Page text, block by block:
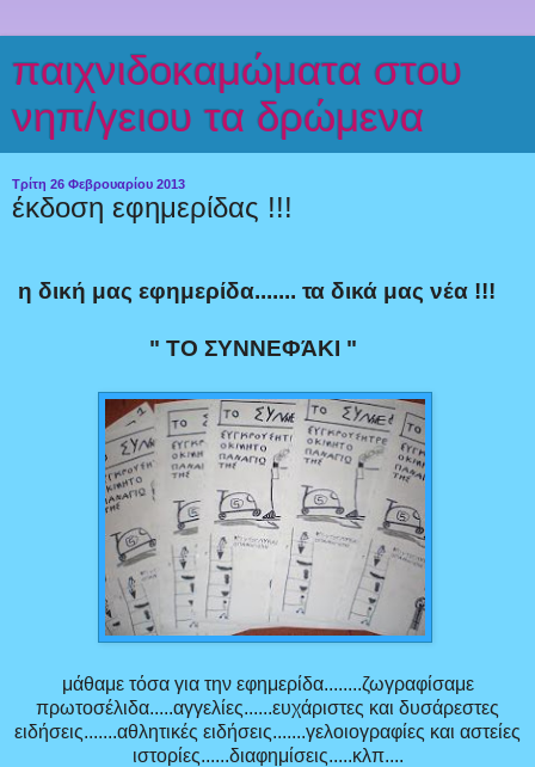
παιχνιδοκαμώματα στου
νηπ/γειου τα δρώμενα
Τρίτη 26 Φεβρουαρίου 2013
έκδοση εφημερίδας !!!
η δική μας εφημερίδα....... τα δικά μας νέα !!!
" ΤΟ ΣΥΝΝΕΦΆΚΙ "
μάθαμε τόσα για την εφημερίδα........ζωγραφίσαμε
πρωτοσέλιδα.....αγγελίες......ευχάριστες και δυσάρεστες
ειδήσεις.......αθλητικές ειδήσεις.......γελοιογραφίες και αστείες
ιστορίες......διαφημίσεις.....κλπ....